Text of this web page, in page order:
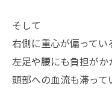
そして
右側に重心が偏ってい
左足や腰にも負担がか
頭部への血流も滞って